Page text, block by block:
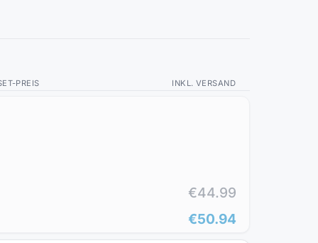
PREIS INKL. VERSAND
€44.99
€50.94